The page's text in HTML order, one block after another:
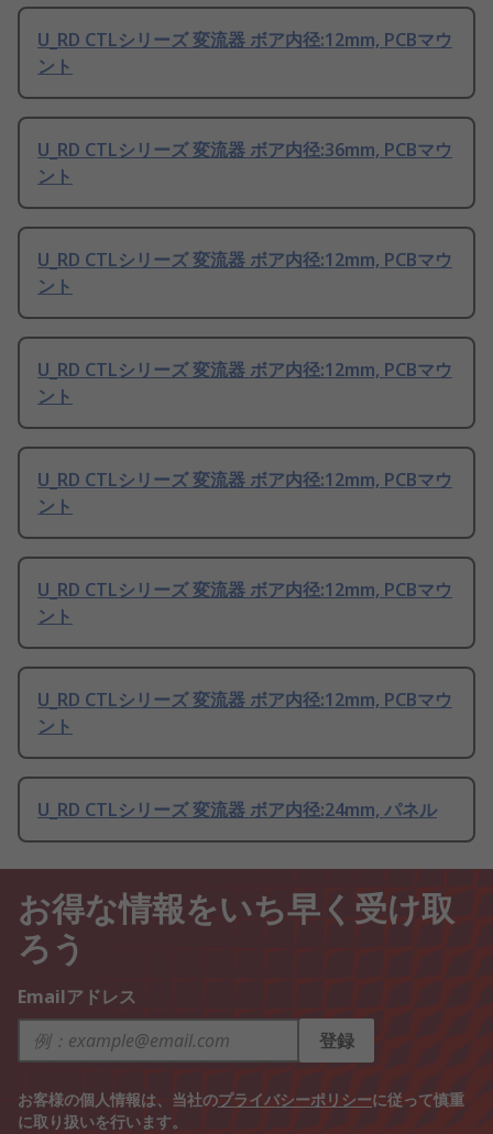
U_RD CTLシリーズ 変流器 ボア内径:12mm, PCBマウ
ント
U_RD CTLシリーズ 変流器 ボア内径:36mm, PCBマウ
ント
U_RD CTLシリーズ 変流器 ボア内径:12mm, PCBマウ
ント
U_RD CTLシリーズ 変流器 ボア内径:12mm, PCBマウ
ント
U_RD CTLシリーズ 変流器 ボア内径:12mm, PCBマウ
ント
U_RD CTLシリーズ 変流器 ボア内径:12mm, PCBマウ
ント
U_RD CTLシリーズ 変流器 ボア内径:12mm, PCBマウ
ント
U_RD CTLシリーズ 変流器 ボア内径:24mm, パネル
お得な情報をいち早く受け取
ろう
Emailアドレス
登録
お客様の個人情報は、当社のプライバシーポリシーに従って慎重
に取り扱いを行います。